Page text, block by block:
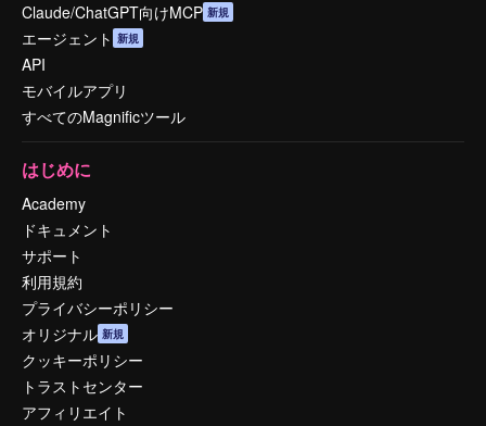
Claude/ChatGPT向けMCP 新規
エージェント 新規
API
モバイルアプリ
すべてのMagnificツール
はじめに
Academy
ドキュメント
サポート
利用規約
プライバシーポリシー
オリジナル 新規
クッキーポリシー
トラストセンター
アフィリエイト